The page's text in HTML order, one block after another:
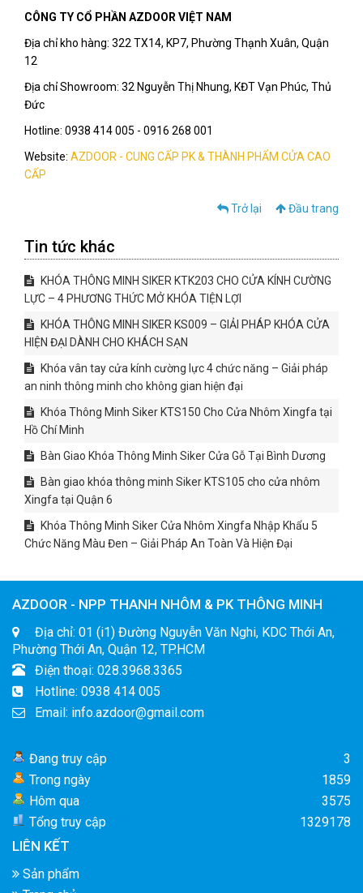
CÔNG TY CỔ PHẦN AZDOOR VIỆT NAM
Địa chỉ kho hàng: 322 TX14, KP7, Phường Thạnh Xuân, Quận
12
Địa chỉ Showroom: 32 Nguyễn Thị Nhung, KĐT Vạn Phúc, Thủ
Đức
Hotline: 0938 414 005 - 0916 268 001
Website: AZDOOR - CUNG CẤP PK & THÀNH PHẨM CỬA CAO
CẤP
Trở lại Đầu trang
Tin tức khác
KHÓA THÔNG MINH SIKER KTK203 CHO CỬA KÍNH CƯỜNG
LỰC – 4 PHƯƠNG THỨC MỞ KHÓA TIỆN LỢI
KHÓA THÔNG MINH SIKER KS009 – GIẢI PHÁP KHÓA CỬA
HIỆN ĐẠI DÀNH CHO KHÁCH SẠN
Khóa vân tay cửa kính cường lực 4 chức năng – Giải pháp
an ninh thông minh cho không gian hiện đại
Khóa Thông Minh Siker KTS150 Cho Cửa Nhôm Xingfa tại
Hồ Chí Minh
Bàn Giao Khóa Thông Minh Siker Cửa Gỗ Tại Bình Dương
Bàn giao khóa thông minh Siker KTS105 cho cửa nhôm
Xingfa tại Quận 6
Khóa Thông Minh Siker Cửa Nhôm Xingfa Nhập Khẩu 5
Chức Năng Màu Đen – Giải Pháp An Toàn Và Hiện Đại
AZDOOR - NPP THANH NHÔM & PK THÔNG MINH
Địa chỉ: 01 (i1) Đường Nguyễn Văn Nghi, KDC Thới An,
Phường Thới An, Quận 12, TP.HCM
Điện thoại: 028.3968.3365
Hotline: 0938 414 005
Email: info.azdoor@gmail.com
Đang truy cập
3
Trong ngày
1859
Hôm qua
3575
Tổng truy cập
1329178
LIÊN KẾT
Sản phẩm